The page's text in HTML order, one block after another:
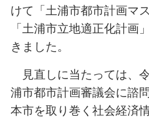
けて「土浦市都市計画マ
「土浦市立地適正化計画
きました。
見直しに当たっては、
浦市都市計画審議会に諮
本市を取り巻く社会経済